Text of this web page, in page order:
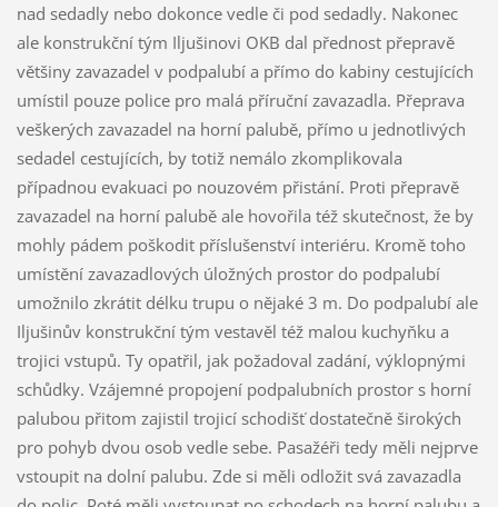
nad sedadly nebo dokonce vedle či pod sedadly. Nakonec
ale konstrukční tým Iljušinovi OKB dal přednost přepravě
většiny zavazadel v podpalubí a přímo do kabiny cestujících
umístil pouze police pro malá příruční zavazadla. Přeprava
veškerých zavazadel na horní palubě, přímo u jednotlivých
sedadel cestujících, by totiž nemálo zkomplikovala
případnou evakuaci po nouzovém přistání. Proti přepravě
zavazadel na horní palubě ale hovořila též skutečnost, že by
mohly pádem poškodit příslušenství interiéru. Kromě toho
umístění zavazadlových úložných prostor do podpalubí
umožnilo zkrátit délku trupu o nějaké 3 m. Do podpalubí ale
Iljušinův konstrukční tým vestavěl též malou kuchyňku a
trojici vstupů. Ty opatřil, jak požadoval zadání, výklopnými
schůdky. Vzájemné propojení podpalubních prostor s horní
palubou přitom zajistil trojicí schodišť dostatečně širokých
pro pohyb dvou osob vedle sebe. Pasažéři tedy měli nejprve
vstoupit na dolní palubu. Zde si měli odložit svá zavazadla